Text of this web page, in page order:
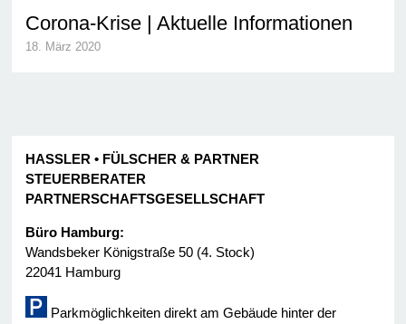
Corona-Krise | Aktuelle Informationen
18. März 2020
HASSLER • FÜLSCHER & PARTNER
STEUERBERATER
PARTNERSCHAFTSGESELLSCHAFT
Büro Hamburg:
Wandsbeker Königstraße 50 (4. Stock)
22041 Hamburg
Parkmöglichkeiten direkt am Gebäude hinter der